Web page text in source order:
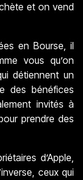
et on vend
en Bourse, il
vous qu’on
détiennent un
des bénéfices
invités à
prendre des
d’Apple,
ceux qui